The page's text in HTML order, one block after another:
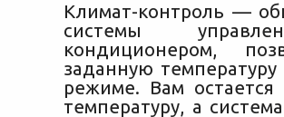
Климат-контроль —
системы
кондиционером,
заданную
режиме. Вам
температуру, а